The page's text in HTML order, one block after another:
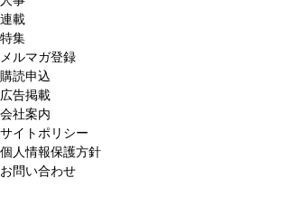
連載
特集
メルマガ登録
購読申込
広告掲載
会社案内
サイトポリシー
個人情報保護方針
お問い合わせ